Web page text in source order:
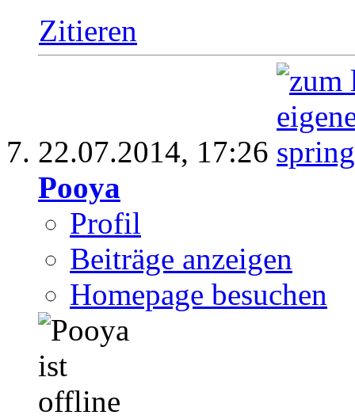
Zitieren
22.07.2014, 17:26
Pooya
Profil
Beiträge anzeigen
Homepage besuchen